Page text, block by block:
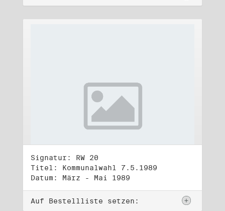
Signatur: RW 20
Titel: Kommunalwahl 7.5.1989
Datum: März - Mai 1989
Auf Bestellliste setzen: